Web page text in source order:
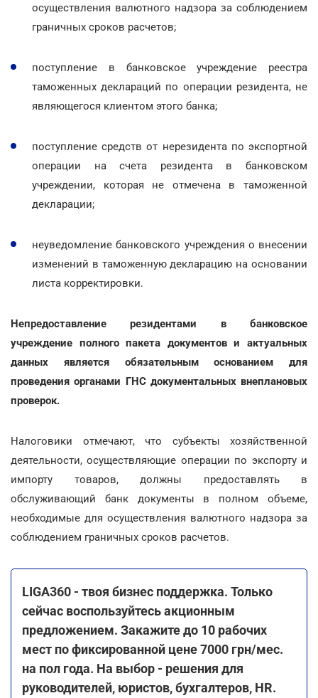
осуществления валютного надзора за соблюдением
граничных сроков расчетов;
поступление в банковское учреждение реестра
таможенных деклараций по операции резидента, не
являющегося клиентом этого банка;
поступление средств от нерезидента по экспортной
операции на счета резидента в банковском
учреждении, которая не отмечена в таможенной
декларации;
неуведомление банковского учреждения о внесении
изменений в таможенную декларацию на основании
листа корректировки.
Непредоставление резидентами в банковское
учреждение полного пакета документов и актуальных
данных является обязательным основанием для
проведения органами ГНС документальных внеплановых
проверок.
Налоговики отмечают, что субъекты хозяйственной
деятельности, осуществляющие операции по экспорту и
импорту товаров, должны предоставлять в
обслуживающий банк документы в полном объеме,
необходимые для осуществления валютного надзора за
соблюдением граничных сроков расчетов.
LIGA360 - твоя бизнес поддержка. Только
сейчас воспользуйтесь акционным
предложением. Закажите до 10 рабочих
мест по фиксированной цене 7000 грн/мес.
на пол года. На выбор - решения для
руководителей, юристов, бухгалтеров, HR.